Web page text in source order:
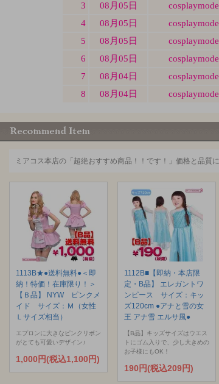
ミアコス本店の「超絶おすすめ商品！！です！」価格と品質
1113B★●送料無料●＜即
納！特価！在庫限り！＞
【Ｂ品】 NYW ピンクメ
イド サイズ：Ｍ（女性
Ｌサイズ相当）
エプロンに大きなピンクリボン
がとても可愛いデザイン♪
1,000円(税込1,100円)
1112B■【即納・本店限
定・B品】 エレガントワ
ンピース サイズ：キッ
ズ120cm ●アナと雪の女
王 アナ雪 エルサ風●
【B品】キッズサイズはウエス
トにゴム入りで、少し大きめの
お子様にもOK！
190円(税込209円)